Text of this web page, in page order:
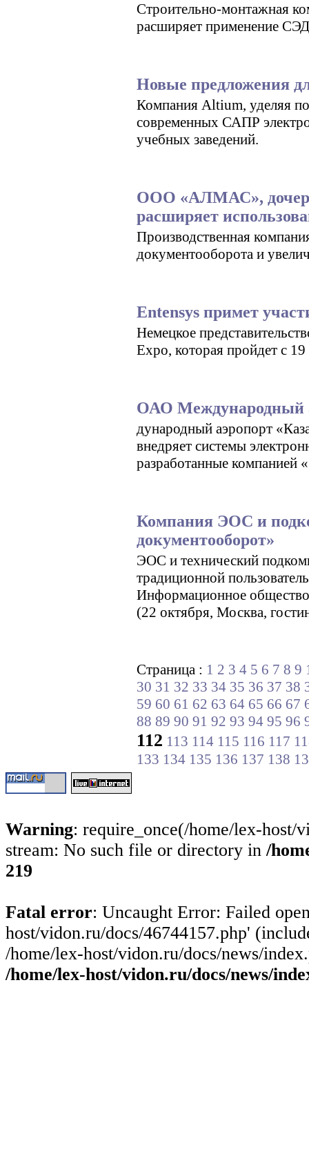
Строительно-монтажная
расширяет применение
Новые предложения
Компания Altium, уделяя
современных САПР
учебных заведений.
ООО «АЛМАС»,
расширяет
Производственная
документооборота и
Entensys примет
Немецкое
Expo, которая пройдет с
ОАО Международный
дународный аэропорт
внедряет системы
разработанные
Компания ЭОС и
документооборот»
ЭОС и технический
традиционной
Информационное
(22 октября, Москва,
Страница : 1 2 3 4 5 6 7 8 9
30 31 32 33 34 35 36 37 38
59 60 61 62 63 64 65 66 67
88 89 90 91 92 93 94 95 96
112 113 114 115 116 117
133 134 135 136 137 138
Warning: require_once(/home/lex-host/
stream: No such file or directory in /
219
Fatal error: Uncaught Error: Failed
host/vidon.ru/docs/46744157.php'
/home/lex-host/vidon.ru/docs/news/
/home/lex-host/vidon.ru/docs/news/